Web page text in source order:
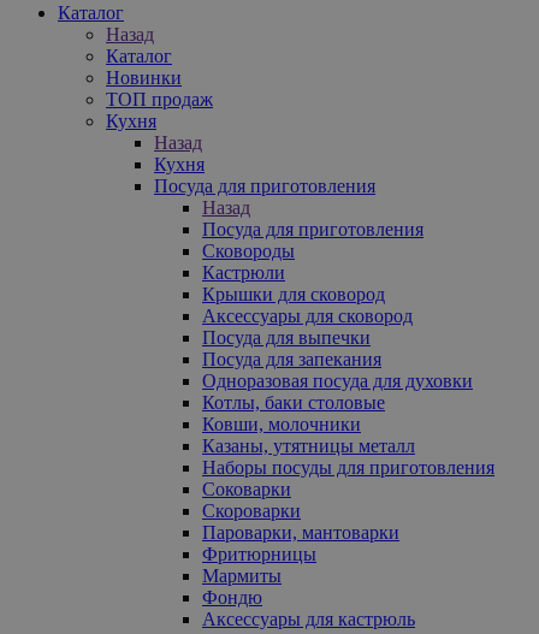
Каталог
Назад
Каталог
Новинки
ТОП продаж
Кухня
Назад
Кухня
Посуда для приготовления
Назад
Посуда для приготовления
Сковороды
Кастрюли
Крышки для сковород
Аксессуары для сковород
Посуда для выпечки
Посуда для запекания
Одноразовая посуда для духовки
Котлы, баки столовые
Ковши, молочники
Казаны, утятницы металл
Наборы посуды для приготовления
Соковарки
Скороварки
Пароварки, мантоварки
Фритюрницы
Мармиты
Фондю
Аксессуары для кастрюль